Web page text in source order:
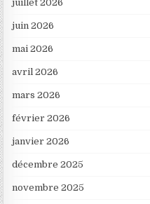
juillet 2026
juin 2026
mai 2026
avril 2026
mars 2026
février 2026
janvier 2026
décembre 2025
novembre 2025